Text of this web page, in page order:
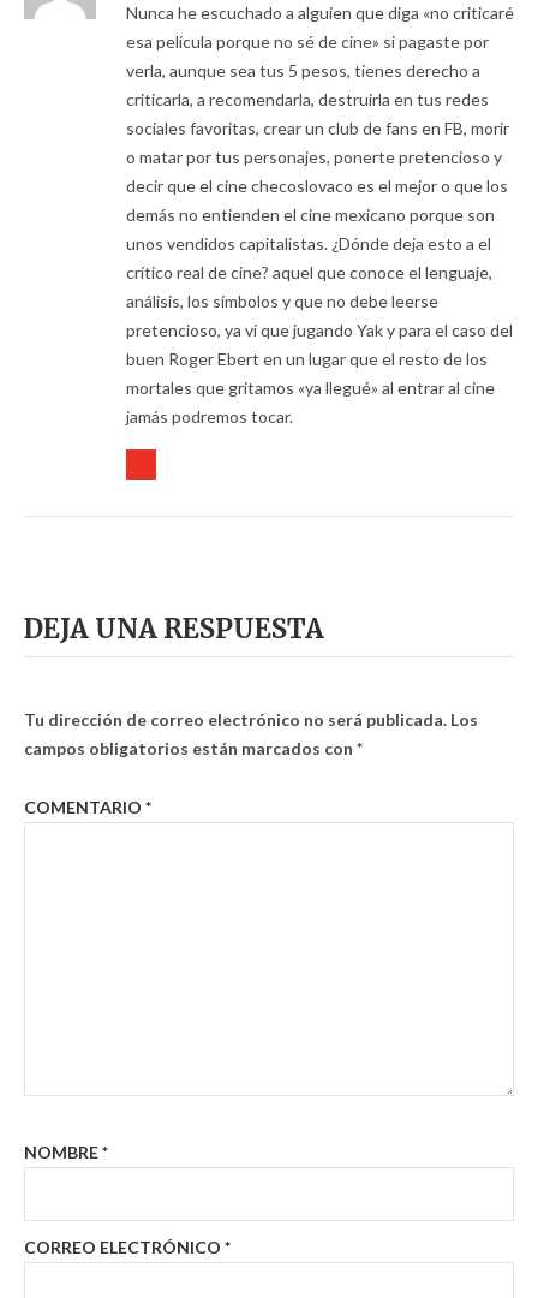
Nunca he escuchado a alguien que diga «no criticaré
esa película porque no sé de cine» si pagaste por
verla, aunque sea tus 5 pesos, tienes derecho a
criticarla, a recomendarla, destruirla en tus redes
sociales favoritas, crear un club de fans en FB, morir
o matar por tus personajes, ponerte pretencioso y
decir que el cine checoslovaco es el mejor o que los
demás no entienden el cine mexicano porque son
unos vendidos capitalistas. ¿Dónde deja esto a el
crítico real de cine? aquel que conoce el lenguaje,
análisis, los símbolos y que no debe leerse
pretencioso, ya ví que jugando Yak y para el caso del
buen Roger Ebert en un lugar que el resto de los
mortales que gritamos «ya llegué» al entrar al cine
jamás podremos tocar.
DEJA UNA RESPUESTA
Tu dirección de correo electrónico no será publicada. Los
campos obligatorios están marcados con *
COMENTARIO *
NOMBRE*
CORREO ELECTRÓNICO *